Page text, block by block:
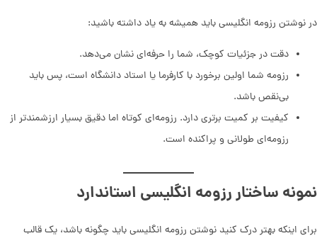
در نوشتن رزومه انگلیسی باید همیشه به یاد داشته باشید:
دقت در جزئیات کوچک، شما را حرفه‌ای نشان می‌دهد.
رزومه شما اولین برخورد با کارفرما یا استاد دانشگاه است، پس باید
بی‌نقص باشد.
کیفیت بر کمیت برتری دارد. رزومه‌ای کوتاه اما دقیق بسیار ارزشمندتر از
رزومه‌ای طولانی و پراکنده است.
نمونه ساختار رزومه انگلیسی استاندارد
برای اینکه بهتر درک کنید نوشتن رزومه انگلیسی باید چگونه باشد، یک قالب